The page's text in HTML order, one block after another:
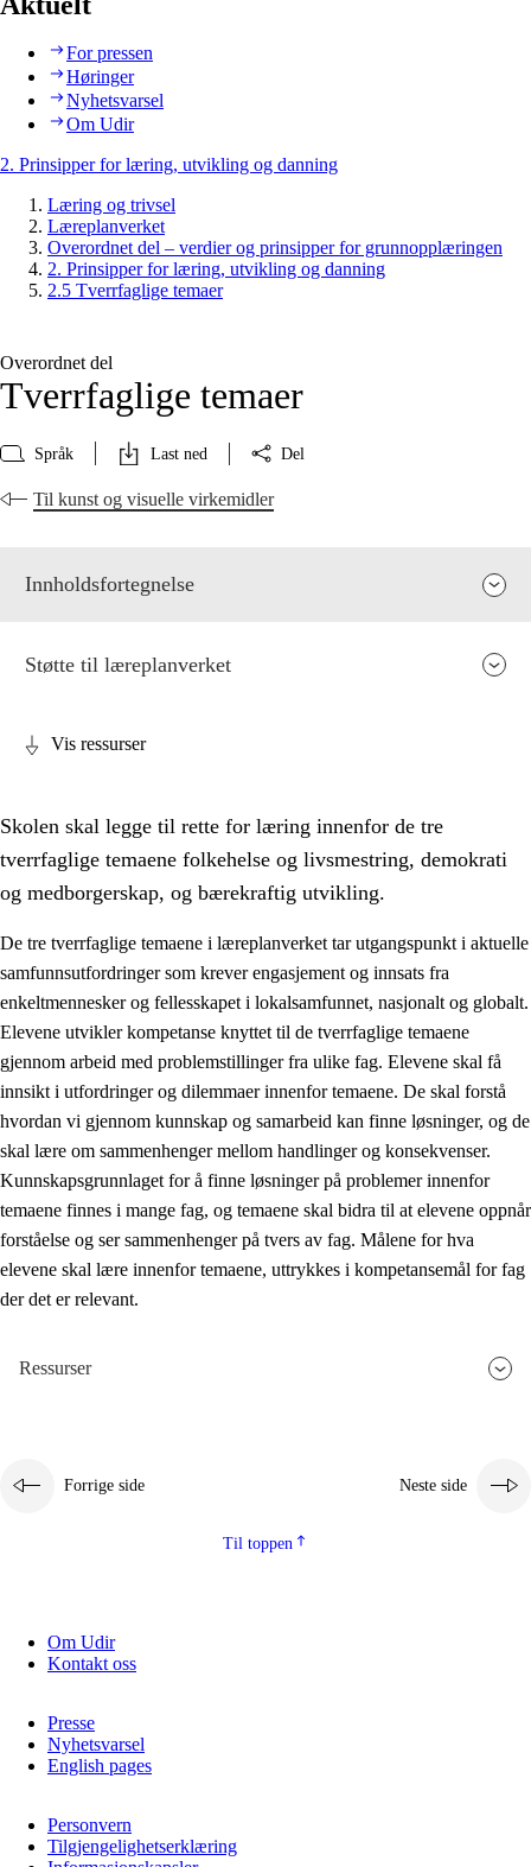
For pressen
Høringer
Nyhetsvarsel
Om Udir
2. Prinsipper for læring, utvikling og danning
Læring og trivsel
Læreplanverket
Overordnet del – verdier og prinsipper for grunnopplæringen
2. Prinsipper for læring, utvikling og danning
2.5 Tverrfaglige temaer
Overordnet del
Tverrfaglige temaer
Språk Last ned Del
Til kunst og visuelle virkemidler
Innholdsfortegnelse
2. Prinsipper for læring, utvikling og danning
Sosial læring og utvikling
2.2 Kompetanse i fagene
Grunnleggende ferdigheter
2.4 Å lære å lære
Tverrfaglige temaer
2.5 Tverrfaglige temaer
2.5.1 Folkehelse og livsmestring
2.5.3
Støtte til læreplanverket
Vis ressurser
Skolen skal legge til rette for læring innenfor de tre
tverrfaglige temaene folkehelse og livsmestring, demokrati
og medborgerskap, og bærekraftig utvikling.
De tre tverrfaglige temaene i læreplanverket tar utgangspunkt i aktuelle
samfunnsutfordringer som krever engasjement og innsats fra
enkeltmennesker og fellesskapet i lokalsamfunnet, nasjonalt og globalt.
Elevene utvikler kompetanse knyttet til de tverrfaglige temaene
gjennom arbeid med problemstillinger fra ulike fag. Elevene skal få
innsikt i utfordringer og dilemmaer innenfor temaene. De skal forstå
hvordan vi gjennom kunnskap og samarbeid kan finne løsninger, og de
skal lære om sammenhenger mellom handlinger og konsekvenser.
Kunnskapsgrunnlaget for å finne løsninger på problemer innenfor
temaene finnes i mange fag, og temaene skal bidra til at elevene oppnår
forståelse og ser sammenhenger på tvers av fag. Målene for hva
elevene skal lære innenfor temaene, uttrykkes i kompetansemål for fag
der det er relevant.
Ressurser
Forrige side Neste side
Til toppen
Om Udir
Kontakt oss
Presse
Nyhetsvarsel
English pages
Personvern
Tilgjengelighetserklæring